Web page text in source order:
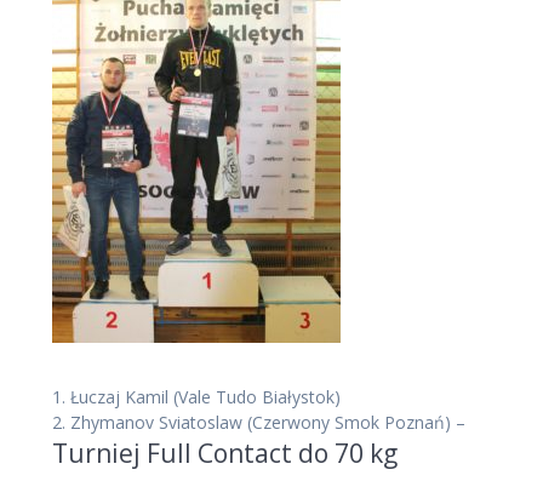
1. Łuczaj Kamil (Vale Tudo Białystok)
2. Zhymanov Sviatoslaw (Czerwony Smok Poznań) –
Turniej Full Contact do 70 kg